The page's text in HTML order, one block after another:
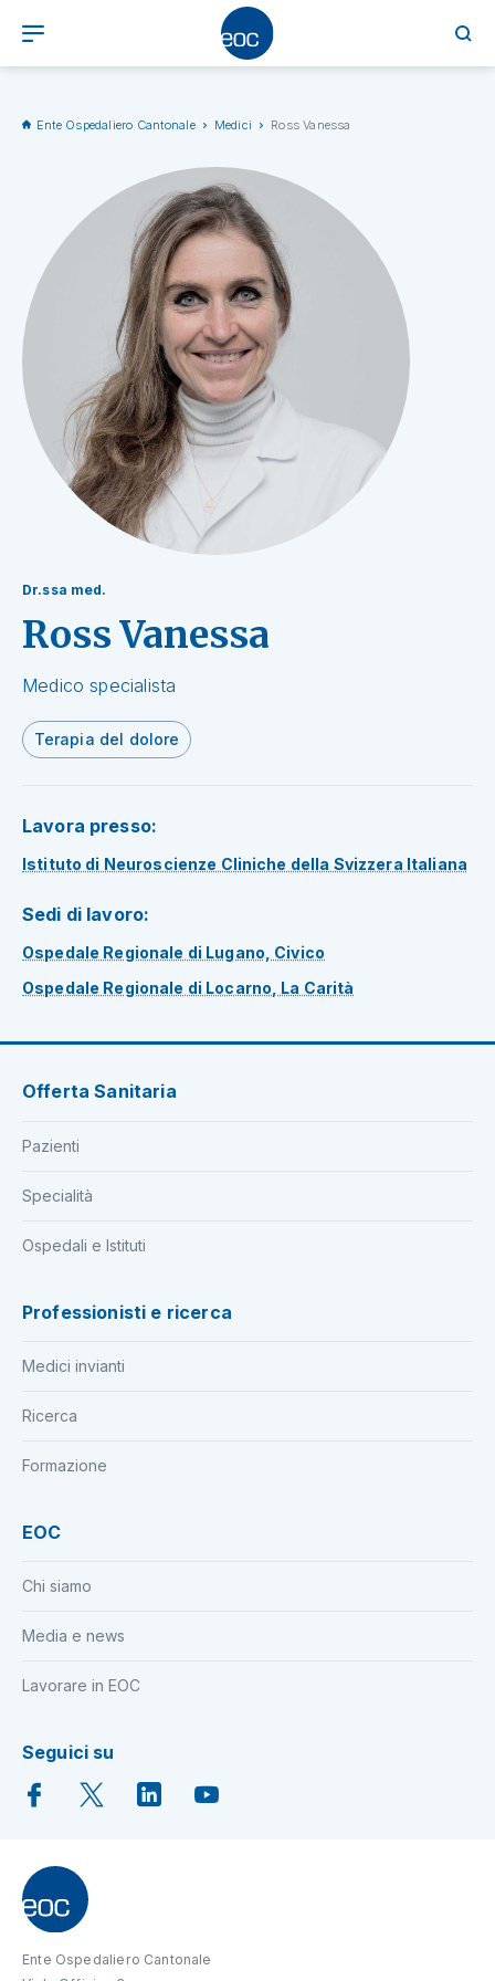
Ente Ospedaliero Cantonale Medici Ross Vanessa
Dr.ssa med.
Ross Vanessa
Medico specialista
Terapia del dolore
Lavora presso:
Istituto di Neuroscienze Cliniche della Svizzera Italiana
Sedi di lavoro:
Ospedale Regionale di Lugano, Civico
Ospedale Regionale di Locarno, La Carità
Offerta Sanitaria
Pazienti
Specialità
Ospedali e Istituti
Professionisti e ricerca
Medici invianti
Ricerca
Formazione
EOC
Chi siamo
Media e news
Lavorare in EOC
Seguici su
Ente Ospedaliero Cantonale